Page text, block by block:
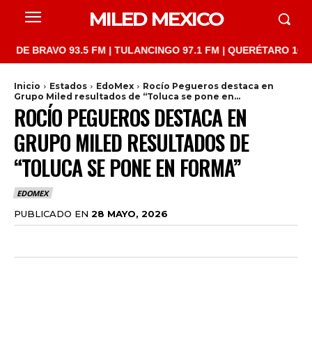
MILED MEXICO
93.5 FM | TULANCINGO 97.1 FM | QUERÉTARO 103.1
Inicio Estados EdoMex
Rocío Pegueros destaca en
Grupo Miled resultados de “Toluca se pone en...
ROCÍO PEGUEROS DESTACA EN
GRUPO MILED RESULTADOS DE
“TOLUCA SE PONE EN FORMA”
EDOMEX
PUBLICADO EN 28 MAYO, 2026